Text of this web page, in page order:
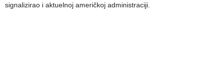
signalizirao i aktuelnoj američkoj administraciji.